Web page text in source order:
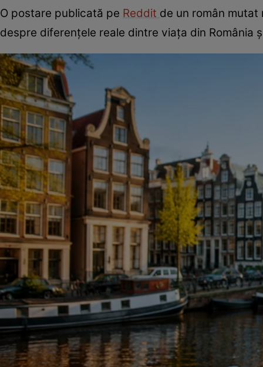
O postare publicată pe Reddit de un român
despre diferențele reale dintre viața din România